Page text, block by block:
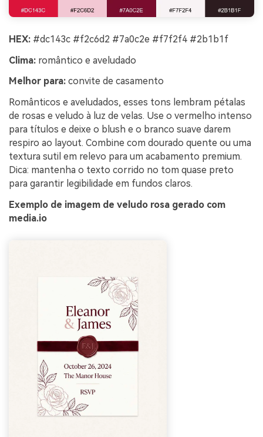
HEX: #dc143c #f2c6d2 #7a0c2e #f7f2f4 #2b1b1f
Clima: romântico e aveludado
Melhor para: convite de casamento
Românticos e aveludados, esses tons lembram pétalas
de rosas e veludo à luz de velas. Use o vermelho intenso
para títulos e deixe o blush e o branco suave darem
respiro ao layout. Combine com dourado quente ou uma
textura sutil em relevo para um acabamento premium.
Dica: mantenha o texto corrido no tom quase preto
para garantir legibilidade em fundos claros.
Exemplo de imagem de veludo rosa gerado com
media.io